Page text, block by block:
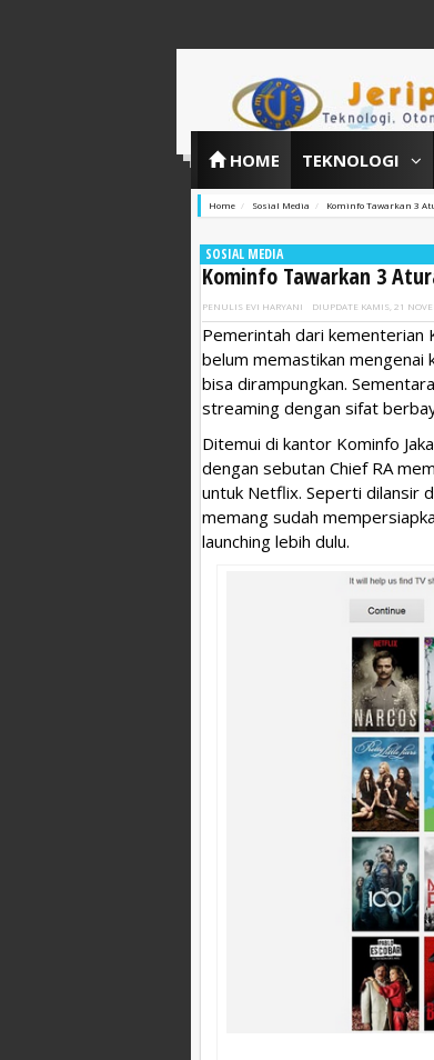
HOME TEKNOLOGI
Home Sosial Media Kominfo Tawarkan 3
SOSIAL MEDIA
Kominfo Tawarkan 3
PENULIS EVI HARYANI DIUPDATE KAMIS, 21
Pemerintah dari kementerian
belum memastikan mengenai
bisa dirampungkan.
streaming dengan sifat
Ditemui di kantor Kominfo
dengan sebutan Chief RA
untuk Netflix. Seperti dilansir
memang sudah
launching lebih dulu.